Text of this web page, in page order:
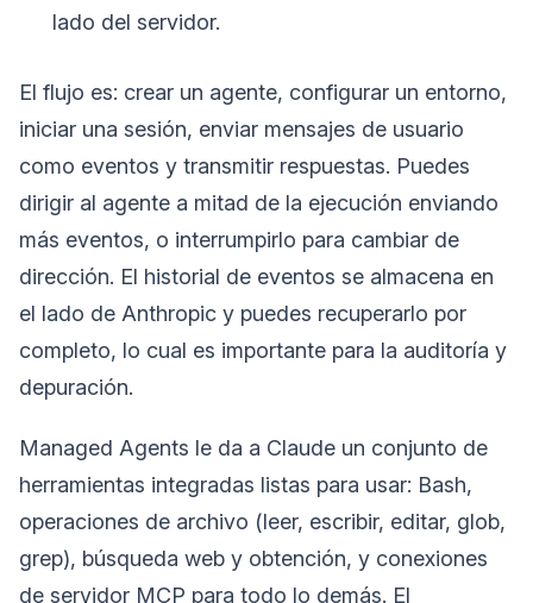
lado del servidor.
El flujo es: crear un agente, configurar un entorno,
iniciar una sesión, enviar mensajes de usuario
como eventos y transmitir respuestas. Puedes
dirigir al agente a mitad de la ejecución enviando
más eventos, o interrumpirlo para cambiar de
dirección. El historial de eventos se almacena en
el lado de Anthropic y puedes recuperarlo por
completo, lo cual es importante para la auditoría y
depuración.
Managed Agents le da a Claude un conjunto de
herramientas integradas listas para usar: Bash,
operaciones de archivo (leer, escribir, editar, glob,
grep), búsqueda web y obtención, y conexiones
de servidor MCP para todo lo demás. El